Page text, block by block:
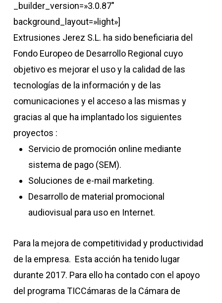
_builder_version=»3.0.87″
background_layout=»light»]
Extrusiones Jerez S.L. ha sido beneficiaria del
Fondo Europeo de Desarrollo Regional cuyo
objetivo es mejorar el uso y la calidad de las
tecnologías de la información y de las
comunicaciones y el acceso a las mismas y
gracias al que ha implantado los siguientes
proyectos :
Servicio de promoción online mediante
sistema de pago (SEM).
Soluciones de e-mail marketing.
Desarrollo de material promocional
audiovisual para uso en Internet.
Para la mejora de competitividad y productividad
de la empresa. Esta acción ha tenido lugar
durante 2017. Para ello ha contado con el apoyo
del programa TICCámaras de la Cámara de